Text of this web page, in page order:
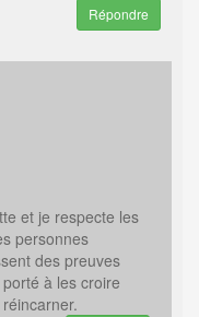
Répondre
et je respecte les
personnes
des preuves
à les croire